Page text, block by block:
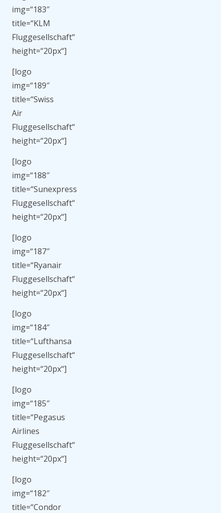
img=“183″
title=“KLM
Fluggesellschaft“
height=“20px“]
[logo
img=“189″
title=“Swiss
Air
Fluggesellschaft“
height=“20px“]
[logo
img=“188″
title=“Sunexpress
Fluggesellschaft“
height=“20px“]
[logo
img=“187″
title=“Ryanair
Fluggesellschaft“
height=“20px“]
[logo
img=“184″
title=“Lufthansa
Fluggesellschaft“
height=“20px“]
[logo
img=“185″
title=“Pegasus
Airlines
Fluggesellschaft“
height=“20px“]
[logo
img=“182″
title=“Condor